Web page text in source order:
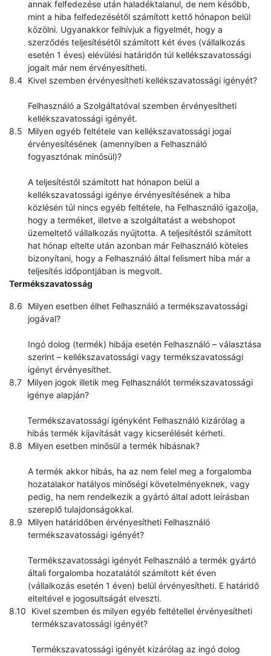
annak felfedezése után haladéktalanul, de nem később,
mint a hiba felfedezésétől számított kettő hónapon belül
közölni. Ugyanakkor felhívjuk a figyelmét, hogy a
szerződés teljesítésétől számított két éves (vállalkozás
esetén 1 éves) elévülési határidőn túl kellékszavatossági
jogait már nem érvényesítheti.
Kivel szemben érvényesítheti kellékszavatossági igényét?
Felhasználó a Szolgáltatóval szemben érvényesítheti
kellékszavatossági igényét.
Milyen egyéb feltétele van kellékszavatossági jogai
érvényesítésének (amennyiben a Felhasználó
fogyasztónak minősül)?
A teljesítéstől számított hat hónapon belül a
kellékszavatossági igénye érvényesítésének a hiba
közlésén túl nincs egyéb feltétele, ha Felhasználó igazolja,
hogy a terméket, illetve a szolgáltatást a webshopot
üzemeltető vállalkozás nyújtotta. A teljesítéstől számított
hat hónap eltelte után azonban már Felhasználó köteles
bizonyítani, hogy a Felhasználó által felismert hiba már a
teljesítés időpontjában is megvolt.
Termékszavatosság
Milyen esetben élhet Felhasználó a termékszavatossági
jogával?
Ingó dolog (termék) hibája esetén Felhasználó – választása
szerint – kellékszavatossági vagy termékszavatossági
igényt érvényesíthet.
Milyen jogok illetik meg Felhasználót termékszavatossági
igénye alapján?
Termékszavatossági igényként Felhasználó kizárólag a
hibás termék kijavítását vagy kicserélését kérheti.
Milyen esetben minősül a termék hibásnak?
A termék akkor hibás, ha az nem felel meg a forgalomba
hozatalakor hatályos minőségi követelményeknek, vagy
pedig, ha nem rendelkezik a gyártó által adott leírásban
szereplő tulajdonságokkal.
Milyen határidőben érvényesítheti Felhasználó
termékszavatossági igényét?
Termékszavatossági igényét Felhasználó a termék gyártó
általi forgalomba hozatalától számított két éven
(vállalkozás esetén 1 éven) belül érvényesítheti. E határidő
elteltével e jogosultságát elveszti.
Kivel szemben és milyen egyéb feltétellel érvényesítheti
termékszavatossági igényét?
Termékszavatossági igényét kizárólag az ingó dolog